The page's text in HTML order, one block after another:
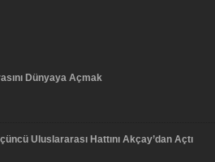
Dünyaya Açmak
Uluslararası Hattını Akçay’dan Açtı